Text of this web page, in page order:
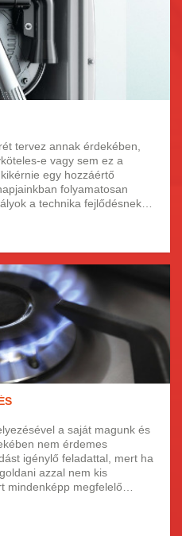
tervez annak érdekében,
e vagy sem ez a
egy hozzáértő
folyamatosan
a technika fejlődésnek
foglalkozni és felesleges
a saját magunk és
nem érdemes
igénylő feladattal, mert ha
azzal nem kis
mindenképp megfelelő
Egy rosszul beüzemelt